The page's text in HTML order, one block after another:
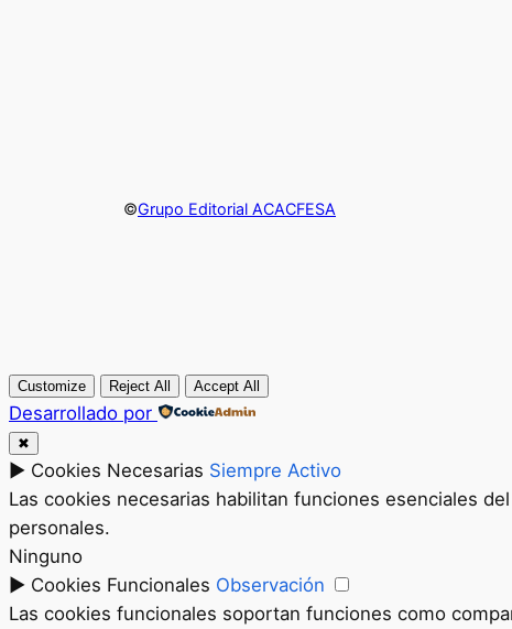
©Grupo Editorial ACACFESA
Customize Reject All Accept All
Desarrollado por
✖
► Cookies Necesarias Siempre Activo
Las cookies necesarias habilitan funciones esenciales
personales.
Ninguno
► Cookies Funcionales Observación
Las cookies funcionales soportan funciones como